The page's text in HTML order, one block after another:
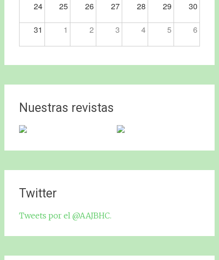
24 25 26 27 28 29 30
31 1 2 3 4 5 6
Nuestras revistas
Twitter
Tweets por el @AAJBHC.